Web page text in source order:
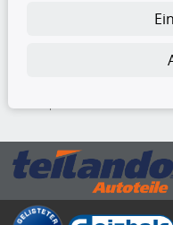
vorherige Zustimmung von
und/oder diese Handlungen
Zuwiderhandeln stellt eine
Bitte prüfen Sie, ob das über